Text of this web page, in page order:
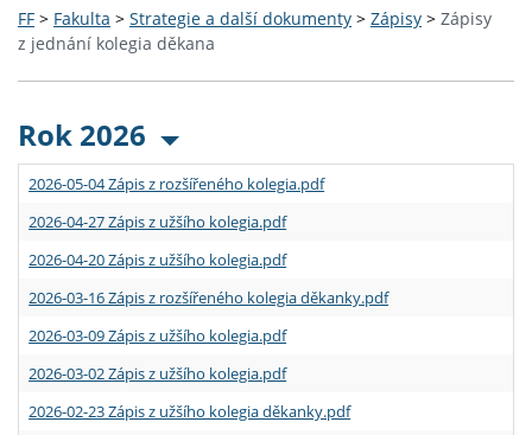
FF > Fakulta > Strategie a další dokumenty > Zápisy > Zápisy
z jednání kolegia děkana
Rok 2026
2026-05-04 Zápis z rozšířeného kolegia.pdf
2026-04-27 Zápis z užšího kolegia.pdf
2026-04-20 Zápis z užšího kolegia.pdf
2026-03-16 Zápis z rozšířeného kolegia děkanky.pdf
2026-03-09 Zápis z užšího kolegia.pdf
2026-03-02 Zápis z užšího kolegia.pdf
2026-02-23 Zápis z užšího kolegia děkanky.pdf